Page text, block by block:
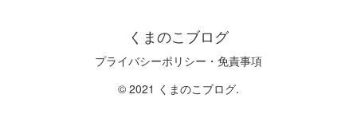
くまのこブログ
プライバシーポリシー・免責事項
© 2021 くまのこブログ.